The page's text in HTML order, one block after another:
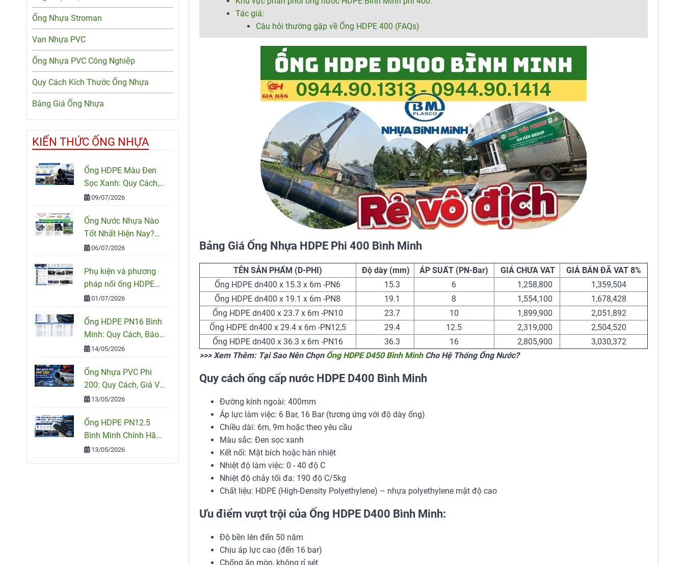
Tác giả:
Câu hỏi thường gặp về Ống HDPE 400 (FAQs)
Bảng Giá Ống Nhựa HDPE Phi 400 Bình Minh
TÊN SẢN PHẨM (D-PHI) Độ dày (mm) ÁP SUẤT (PN-Bar) GIÁ CHƯA VAT
GIÁ BÁN ĐÃ VAT 8%
Ống HDPE dn400 x 15.3 x 6m -PN6
15.3 6 1,258,800
1,359,504
Ống HDPE dn400 x 19.1 x 6m -PN8
19.1 8 1,554,100
1,678,428
Ống HDPE dn400 x 23.7 x 6m -PN10
23.7 10 1,899,900
2,051,892
Ống HDPE dn400 x 29.4 x 6m -PN12,5
29.4 12.5 2,319,000
2,504,520
Ống HDPE dn400 x 36.3 x 6m -PN16
36.3 16 2,805,900
3,030,372
>>> Xem Thêm: Tại Sao Nên Chọn Ống HDPE D450 Bình MinhCho Hệ Thống Ống Nước?
Quy cách ống cấp nước HDPE D400 Bình Minh
Đường kính ngoài: 400mm
Áp lực làm việc: 6 Bar, 16 Bar (tương ứng với độ dày ống)
Chiều dài: 6m, 9m hoặc theo yêu cầu
Màu sắc: Đen sọc xanh
Kết nối: Mặt bích hoặc hàn nhiệt
Nhiệt độ làm việc: 0 - 40 độ C
Nhiệt độ chảy tối đa: 190 độ C/5kg
Chất liệu: HDPE (High-Density Polyethylene) – nhựa polyethylene mật độ cao
Ưu điểm vượt trội của Ống HDPE D400 Bình Minh:
Độ bền lên đến 50 năm
Chịu áp lực cao (đến 16 bar)
Chống ăn mòn, không rỉ sét
Ống Nhựa Stroman
Van Nhựa PVC
Ống Nhựa PVC Công Nghiệp
Quy Cách Kích Thước Ống Nhựa
Bảng Giá Ống Nhựa
KIẾN THỨC ỐNG NHỰA
Ống HDPE Màu Đen
Sọc Xanh: Quy Cách,
Ứng Dụng Và Cách
09/07/2026
Ống Nước Nhựa Nào
Tốt Nhất Hiện Nay?
So Sánh PVC, PPR Và
06/07/2026
Phụ kiện và phương
pháp nối ống HDPE
đúng kỹ thuật
01/07/2026
Ống HDPE PN16 Bình
Minh: Quy Cách, Báo
Giá Và Cách Chọn
14/05/2026
Ống Nhựa PVC Phi
200: Quy Cách, Giá Và
Cách Chọn Đúng Cho
13/05/2026
Ống HDPE PN12.5
Bình Minh Chính Hãng
– Quy Cách, Giá Bán
Và Tư Vấn Chọn Mua
13/05/2026